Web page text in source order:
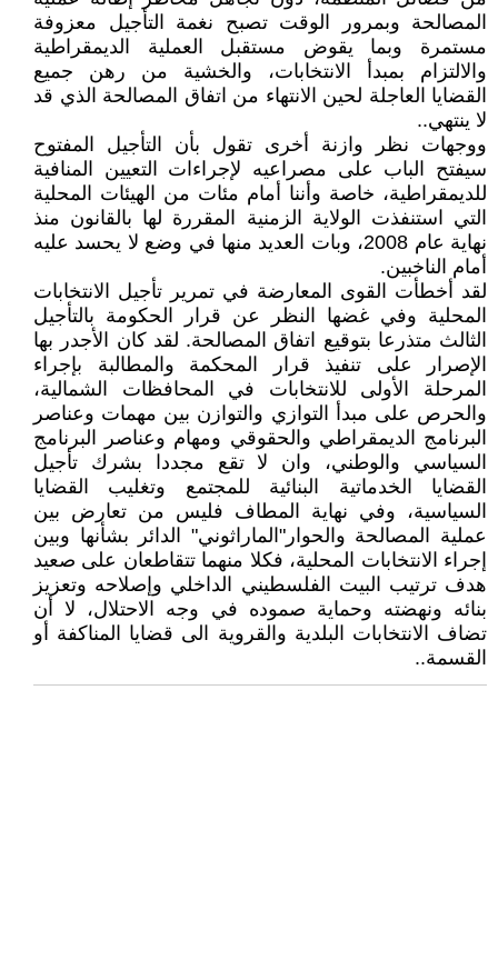
المصالحة وبمرور الوقت تصبح نغمة التأجيل معزوفة
مستمرة وبما يقوض مستقبل العملية الديمقراطية
والالتزام بمبدأ الانتخابات، والخشية من رهن جميع
القضايا العاجلة لحين الانتهاء من اتفاق المصالحة الذي قد
لا ينتهي..
ووجهات نظر وازنة أخرى تقول بأن التأجيل المفتوح
سيفتح الباب على مصراعيه لإجراءات التعيين المنافية
للديمقراطية، خاصة وأننا أمام مئات من الهيئات المحلية
التي استنفذت الولاية الزمنية المقررة لها بالقانون منذ
نهاية عام 2008، وبات العديد منها في وضع لا يحسد عليه
أمام الناخبين.
لقد أخطأت القوى المعارضة في تمرير تأجيل الانتخابات
المحلية وفي غضها النظر عن قرار الحكومة بالتأجيل
الثالث متذرعا بتوقيع اتفاق المصالحة. لقد كان الأجدر بها
الإصرار على تنفيذ قرار المحكمة والمطالبة بإجراء
المرحلة الأولى للانتخابات في المحافظات الشمالية،
والحرص على مبدأ التوازي والتوازن بين مهمات وعناصر
البرنامج الديمقراطي والحقوقي ومهام وعناصر البرنامج
السياسي والوطني، وان لا تقع مجددا بشرك تأجيل
القضايا الخدماتية البنائية للمجتمع وتغليب القضايا
السياسية، وفي نهاية المطاف فليس من تعارض بين
عملية المصالحة والحوار"الماراثوني" الدائر بشأنها وبين
إجراء الانتخابات المحلية، فكلا منهما تتقاطعان على صعيد
هدف ترتيب البيت الفلسطيني الداخلي وإصلاحه وتعزيز
بنائه ونهضته وحماية صموده في وجه الاحتلال، لا أن
تضاف الانتخابات البلدية والقروية الى قضايا المناكفة أو
القسمة..